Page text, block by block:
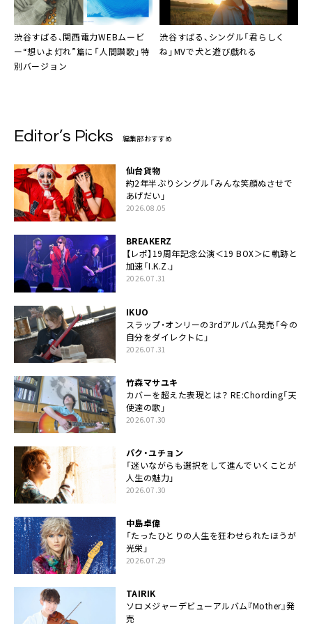
渋谷すばる、関西電力WEBムービ
ー“想いよ灯れ”篇に「人間讃歌」特
別バージョン
渋谷すばる、シングル「君らしく
ね」MVで犬と遊び戯れる
Editor’s Picks 編集部おすすめ
仙台貨物
約2年半ぶりシングル「みんな笑顔ぬさせで
あげだい」
2026.08.05
BREAKERZ
【レポ】19周年記念公演＜19 BOX＞に軌跡と
加速「I.K.Z.」
2026.07.31
IKUO
スラップ・オンリーの3rdアルバム発売「今の
自分をダイレクトに」
2026.07.31
竹森マサユキ
カバーを超えた表現とは？ RE:Chording「天
使達の歌」
2026.07.30
パク・ユチョン
「迷いながらも選択をして進んでいくことが
人生の魅力」
2026.07.30
中島卓偉
「たったひとりの人生を狂わせられたほうが
光栄」
2026.07.29
TAIRIK
ソロメジャーデビューアルバム『Mother』発
売